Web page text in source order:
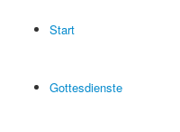
Start
Gottesdienste